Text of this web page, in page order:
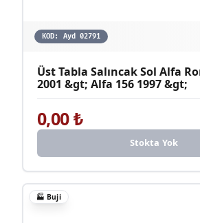
KOD: Ayd 02791
Üst Tabla Salıncak Sol Alfa
2001 &gt; Alfa 156 1997 &gt;
0,00₺
Stokta Yok
🏭 Buji